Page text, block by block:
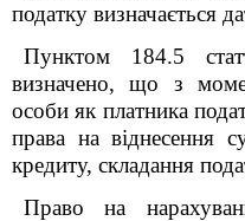
податку визначається
Пунктом 184.5
визначено, що з
особи як платника
права на віднесення
кредиту, складання
Право на